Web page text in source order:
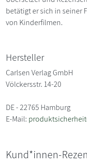
betätigt er sich in seiner
von Kinderfilmen.
Hersteller
Carlsen Verlag GmbH
Völckersstr. 14-20
DE - 22765 Hamburg
E-Mail:
Kund*innen-